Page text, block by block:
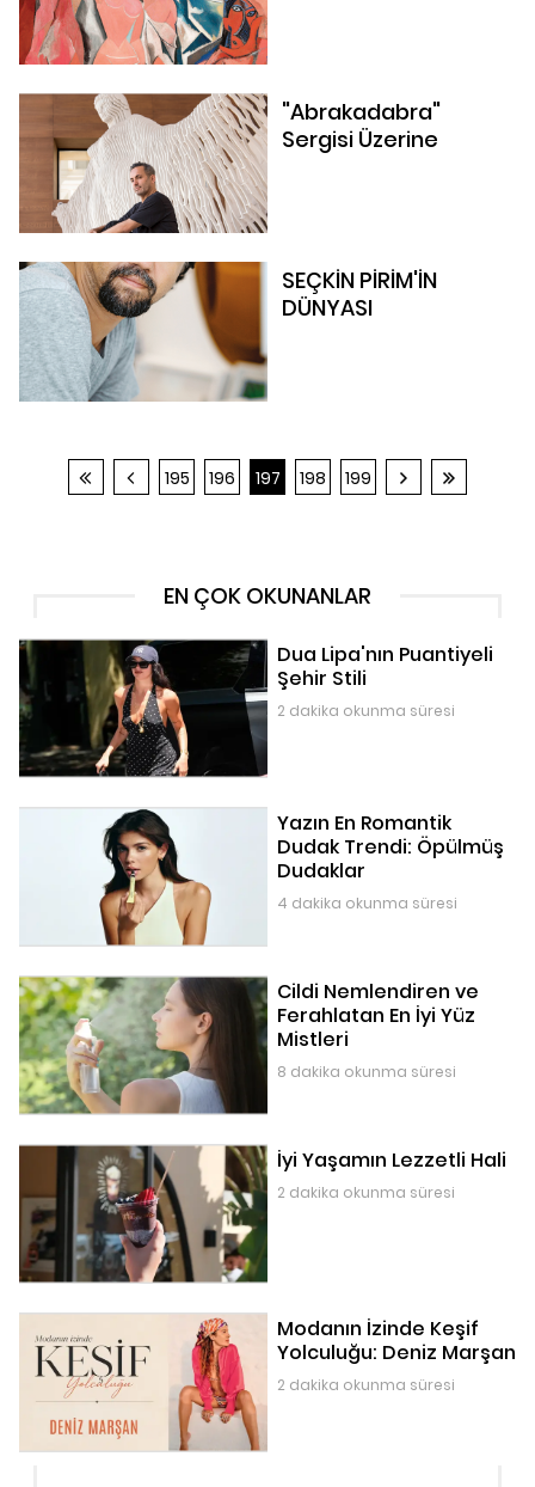
"Abrakadabra"
Sergisi Üzerine
SEÇKİN PİRİM'İN
DÜNYASI
195 196 197 198 199
EN ÇOK OKUNANLAR
Dua Lipa'nın Puantiyeli
Şehir Stili
2 dakika okunma süresi
Yazın En Romantik
Dudak Trendi: Öpülmüş
Dudaklar
4 dakika okunma süresi
Cildi Nemlendiren ve
Ferahlatan En İyi Yüz
Mistleri
8 dakika okunma süresi
İyi Yaşamın Lezzetli Hali
2 dakika okunma süresi
Modanın İzinde Keşif
Yolculuğu: Deniz Marşan
2 dakika okunma süresi